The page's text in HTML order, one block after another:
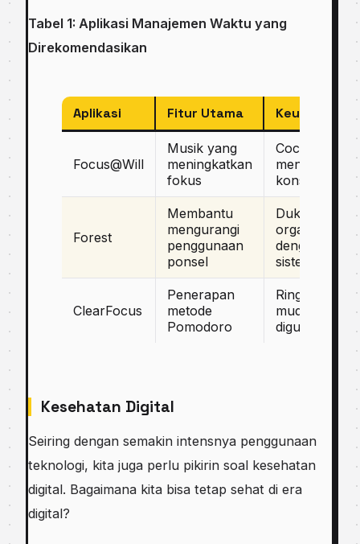
Tabel 1: Aplikasi Manajemen Waktu yang
Direkomendasikan
Aplikasi Fitur Utama Keunggulan
Focus@Will
Musik yang
meningkatkan
fokus
Cocok untuk
meningkatkan
konsentrasi
Forest
Membantu
mengurangi
penggunaan
ponsel
Dukung
organisasi
dengan
sistem pohon
ClearFocus
Penerapan
metode
Pomodoro
Ringkas dan
mudah
digunakan
Kesehatan Digital
Seiring dengan semakin intensnya penggunaan
teknologi, kita juga perlu pikirin soal kesehatan
digital. Bagaimana kita bisa tetap sehat di era
digital?